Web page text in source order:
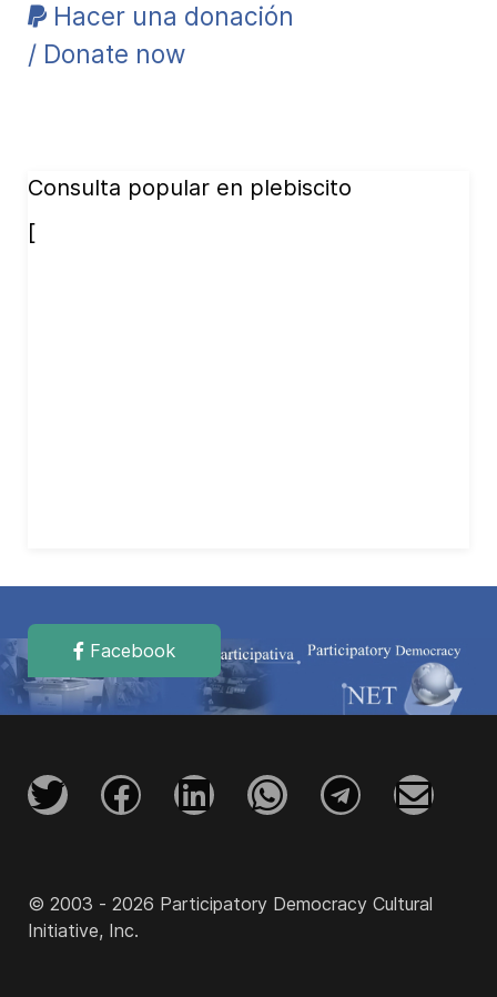
Hacer una donación
/ Donate now
Consulta popular en plebiscito
[
Facebook
© 2003 - 2026 Participatory Democracy Cultural
Initiative, Inc.